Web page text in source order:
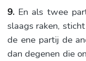
9. En als twee
slaags raken,
de ene partij de
dan degenen die